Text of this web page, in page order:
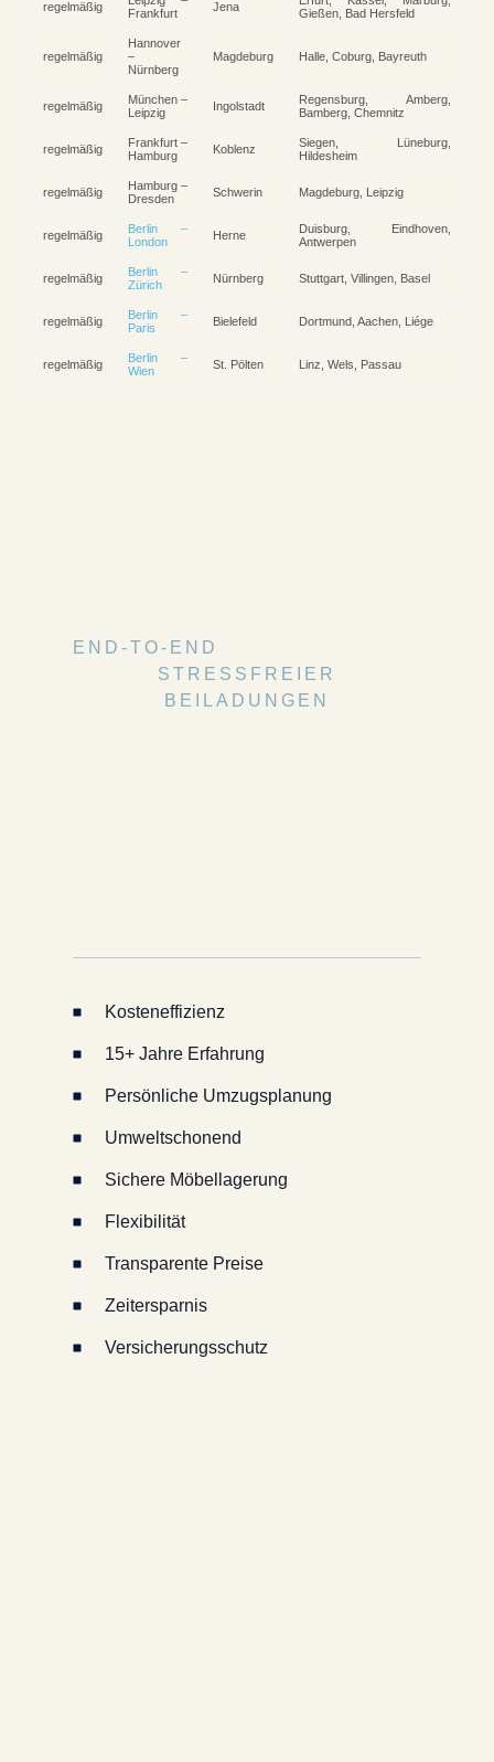
regelmäßig
Frankfurt
Jena
Gießen, Bad Hersfeld
regelmäßig
Hannover
–
Nürnberg
Magdeburg Halle, Coburg, Bayreuth
regelmäßig
München –
Leipzig
Ingolstadt
Regensburg, Amberg,
Bamberg, Chemnitz
regelmäßig
Frankfurt –
Hamburg
Koblenz
Siegen, Lüneburg,
Hildesheim
regelmäßig
Hamburg –
Dresden
Schwerin Magdeburg, Leipzig
regelmäßig
Berlin –
London
Herne
Duisburg, Eindhoven,
Antwerpen
regelmäßig
Berlin –
Zürich
Nürnberg Stuttgart, Villingen, Basel
regelmäßig
Berlin –
Paris
Bielefeld Dortmund, Aachen, Liége
regelmäßig
Berlin –
Wien
St. Pölten Linz, Wels, Passau
END-TO-END
STRESSFREIER
BEILADUNGEN
Kosteneffizienz
15+ Jahre Erfahrung
Persönliche Umzugsplanung
Umweltschonend
Sichere Möbellagerung
Flexibilität
Transparente Preise
Zeitersparnis
Versicherungsschutz